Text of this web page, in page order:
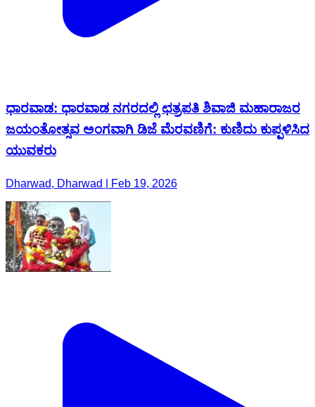
ಧಾರವಾಡ: ಧಾರವಾಡ ನಗರದಲ್ಲಿ ಛತ್ರಪತಿ ಶಿವಾಜಿ ಮಹಾರಾಜರ
ಜಯಂತೋತ್ಸವ ಅಂಗವಾಗಿ ಡಿಜೆ ಮೆರವಣಿಗೆ: ಕುಣಿದು ಕುಪ್ಪಳಿಸಿದ
ಯುವಕರು
Dharwad, Dharwad | Feb 19, 2026